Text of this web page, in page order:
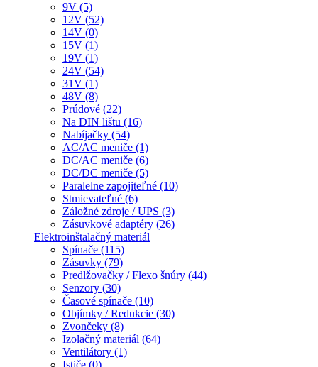
9V (5)
12V (52)
14V (0)
15V (1)
19V (1)
24V (54)
31V (1)
48V (8)
Prúdové (22)
Na DIN lištu (16)
Nabíjačky (54)
AC/AC meniče (1)
DC/AC meniče (6)
DC/DC meniče (5)
Paralelne zapojiteľné (10)
Stmievateľné (6)
Záložné zdroje / UPS (3)
Zásuvkové adaptéry (26)
Elektroinštalačný materiál
Spínače (115)
Zásuvky (79)
Predlžovačky / Flexo šnúry (44)
Senzory (30)
Časové spínače (10)
Objímky / Redukcie (30)
Zvončeky (8)
Izolačný materiál (64)
Ventilátory (1)
Ističe (0)